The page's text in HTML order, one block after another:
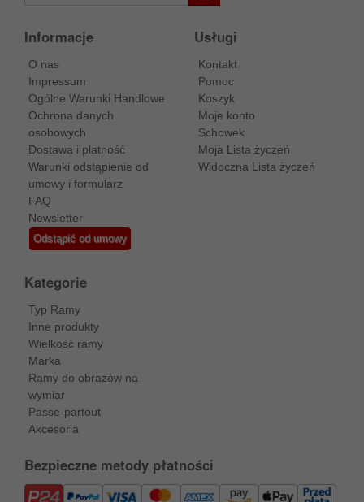
Informacje
O nas
Impressum
Ogólne Warunki Handlowe
Ochrona danych
osobowych
Dostawa i platność
Warunki odstąpienie od
umowy i formularz
FAQ
Newsletter
Odstąpić od umowy
Usługi
Kontakt
Pomoc
Koszyk
Moje konto
Schowek
Moja Lista życzeń
Widoczna Lista życzeń
Kategorie
Typ Ramy
Inne produkty
Wielkość ramy
Marka
Ramy do obrazów na
wymiar
Passe-partout
Akcesoria
Bezpieczne metody płatności